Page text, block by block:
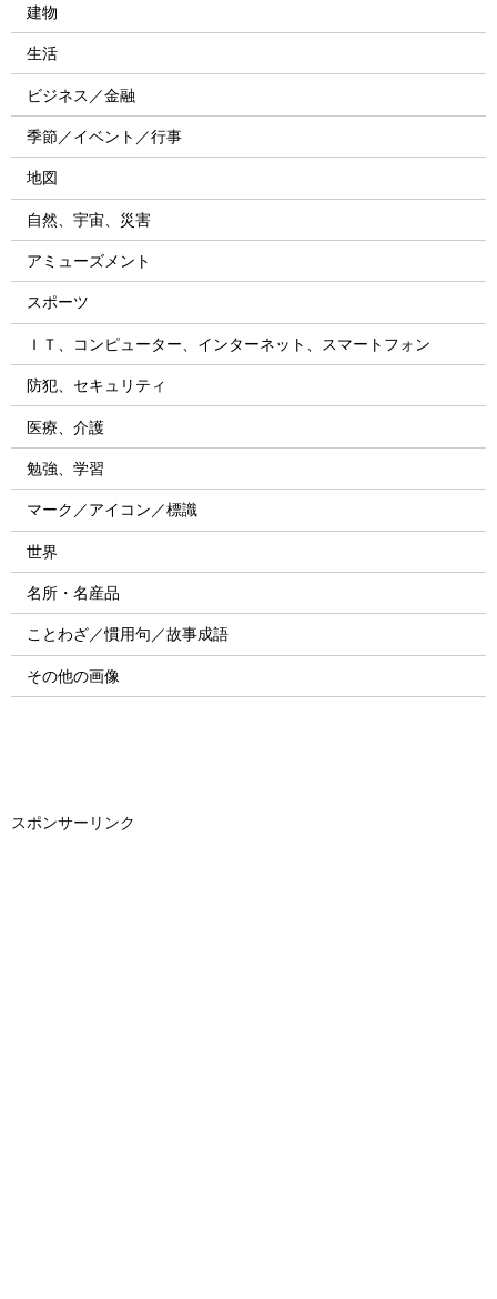
建物
生活
ビジネス／金融
季節／イベント／行事
地図
自然、宇宙、災害
アミューズメント
スポーツ
ＩＴ、コンピューター、インターネット、スマートフォン
防犯、セキュリティ
医療、介護
勉強、学習
マーク／アイコン／標識
世界
名所・名産品
ことわざ／慣用句／故事成語
その他の画像
スポンサーリンク